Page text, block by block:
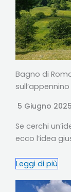
Bagno di
5 Giugno 2025
Se cerchi
ecco l’idea
Leggi di più